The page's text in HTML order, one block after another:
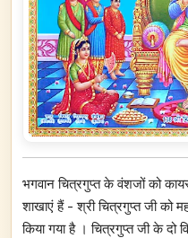
भगवान चित्रगुप्त के वंशजों को
शाखाएं हैं - श्री चित्रगुप्त जी को
किया गया है । चित्रगुप्त जी के दो